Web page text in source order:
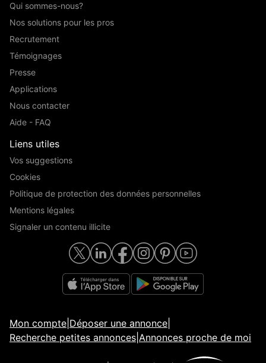
Qui sommes-nous?
Nos solutions pour les pros
Recrutement
Témoignages
Presse
Applications
Nous contacter
Aide - FAQ
Liens utiles
Vos suggestions
Cookies
Politique de protection des données personnelles
Mentions légales
Signaler un contenu illicite
Mon compte Déposer une annonce
Recherche petites annonces Annonces proche de moi